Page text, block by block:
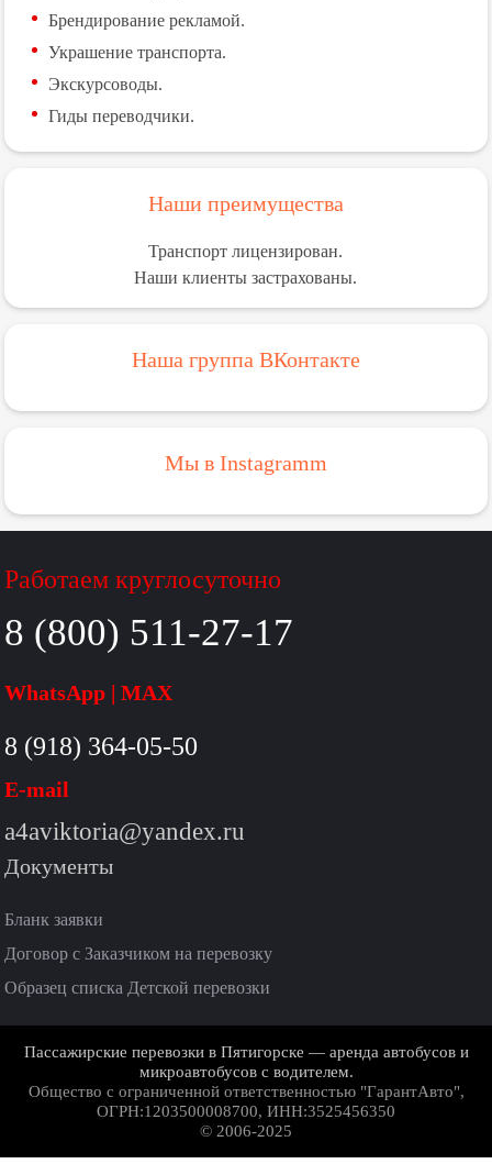
Брендирование рекламой.
Украшение транспорта.
Экскурсоводы.
Гиды переводчики.
Наши преимущества
Транспорт лицензирован.
Наши клиенты застрахованы.
Наша группа ВКонтакте
Мы в Instagramm
Работаем круглосуточно
8 (800) 511-27-17
WhatsApp | MAX
8 (918) 364-05-50
E-mail
a4aviktoria@yandex.ru
Документы
Бланк заявки
Договор с Заказчиком на перевозку
Образец списка Детской перевозки
Пассажирские перевозки в Пятигорске — аренда автобусов и
микроавтобусов с водителем.
Общество с ограниченной ответственностью "ГарантАвто",
ОГРН:1203500008700, ИНН:3525456350
© 2006-2025